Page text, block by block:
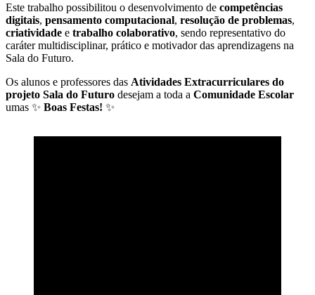
Este trabalho possibilitou o desenvolvimento de competências
digitais, pensamento computacional, resolução de problemas,
criatividade e trabalho colaborativo, sendo representativo do
caráter multidisciplinar, prático e motivador das aprendizagens na
Sala do Futuro.
Os alunos e professores das Atividades Extracurriculares do
projeto Sala do Futuro desejam a toda a Comunidade Escolar
umas ✨ Boas Festas! ✨